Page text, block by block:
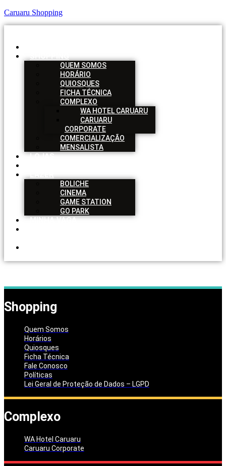
Caruaru Shopping
Menu
SHOPPING
QUEM SOMOS
HORÁRIO
QUIOSQUES
FICHA TÉCNICA
COMPLEXO
WA HOTEL CARUARU
CARUARU
CORPORATE
COMERCIALIZAÇÃO
MENSALISTA
LOJAS
LAZER
BOLICHE
CINEMA
GAME STATION
GO PARK
MINHA VAGA
Shopping
Quem Somos
Horários
Quiosques
Ficha Técnica
Fale Conosco
Políticas
Lei Geral de Proteção de Dados – LGPD
Complexo
WA Hotel Caruaru
Caruaru Corporate